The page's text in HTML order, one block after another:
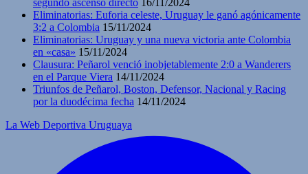
segundo ascenso directo 16/11/2024
Eliminatorias: Euforia celeste, Uruguay le ganó agónicamente
3:2 a Colombia 15/11/2024
Eliminatorias: Uruguay y una nueva victoria ante Colombia
en «casa» 15/11/2024
Clausura: Peñarol venció inobjetablemente 2:0 a Wanderers
en el Parque Viera 14/11/2024
Triunfos de Peñarol, Boston, Defensor, Nacional y Racing
por la duodécima fecha 14/11/2024
La Web Deportiva Uruguaya